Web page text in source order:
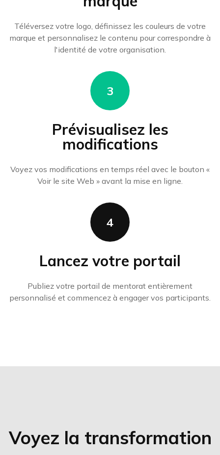
Téléversez votre logo, définissez les couleurs de votre
marque et personnalisez le contenu pour correspondre à
l'identité de votre organisation.
3
Prévisualisez les
modifications
Voyez vos modifications en temps réel avec le bouton «
Voir le site Web » avant la mise en ligne.
4
Lancez votre portail
Publiez votre portail de mentorat entièrement
personnalisé et commencez à engager vos participants.
Voyez la transformation